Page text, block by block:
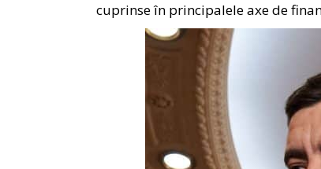
cuprinse în principalele axe de